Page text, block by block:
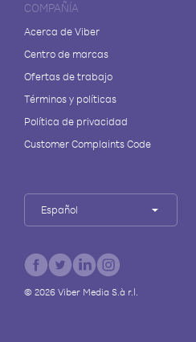
COMPAÑÍA
Acerca de Viber
Centro de marcas
Ofertas de trabajo
Términos y políticas
Política de privacidad
Customer Complaints Code
Español
© 2026Viber Media S.à r.l.